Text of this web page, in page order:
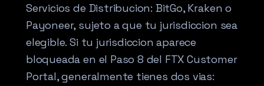
Servicios de Distribucion: BitGo, Kraken o
Payoneer, sujeto a que tu jurisdiccion sea
elegible. Si tu jurisdiccion aparece
bloqueada en el Paso 8 del FTX Customer
Portal, generalmente tienes dos vias: